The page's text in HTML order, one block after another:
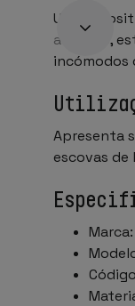
Um
alumínio ,
incómodos
Apresenta
escovas